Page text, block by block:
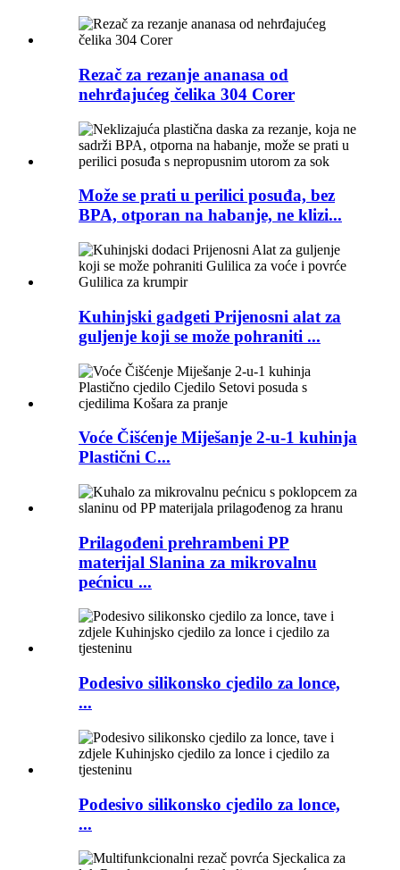
Rezač za rezanje ananasa od
nehrđajućeg čelika 304 Corer
Može se prati u perilici posuđa, bez
BPA, otporan na habanje, ne klizi...
Kuhinjski gadgeti Prijenosni alat za
guljenje koji se može pohraniti ...
Voće Čišćenje Miješanje 2-u-1 kuhinja
Plastični C...
Prilagođeni prehrambeni PP
materijal Slanina za mikrovalnu
pećnicu ...
Podesivo silikonsko cjedilo za lonce,
...
Podesivo silikonsko cjedilo za lonce,
...